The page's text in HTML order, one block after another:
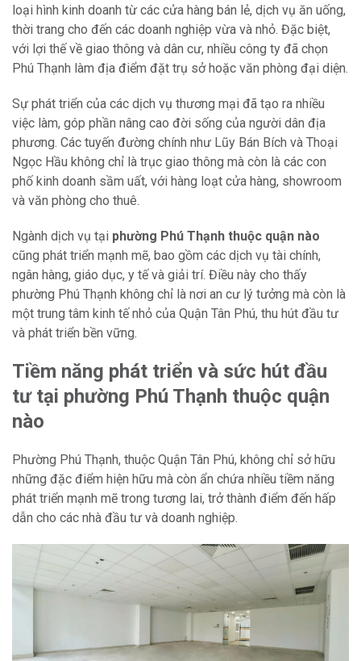
loại hình kinh doanh từ các cửa hàng bán lẻ, dịch vụ ăn uống,
thời trang cho đến các doanh nghiệp vừa và nhỏ. Đặc biệt,
với lợi thế về giao thông và dân cư, nhiều công ty đã chọn
Phú Thạnh làm địa điểm đặt trụ sở hoặc văn phòng đại diện.
Sự phát triển của các dịch vụ thương mại đã tạo ra nhiều
việc làm, góp phần nâng cao đời sống của người dân địa
phương. Các tuyến đường chính như Lũy Bán Bích và Thoại
Ngọc Hầu không chỉ là trục giao thông mà còn là các con
phố kinh doanh sầm uất, với hàng loạt cửa hàng, showroom
và văn phòng cho thuê.
Ngành dịch vụ tại phường Phú Thạnh thuộc quận nào
cũng phát triển mạnh mẽ, bao gồm các dịch vụ tài chính,
ngân hàng, giáo dục, y tế và giải trí. Điều này cho thấy
phường Phú Thạnh không chỉ là nơi an cư lý tưởng mà còn là
một trung tâm kinh tế nhỏ của Quận Tân Phú, thu hút đầu tư
và phát triển bền vững.
Tiềm năng phát triển và sức hút đầu
tư tại phường Phú Thạnh thuộc quận
nào
Phường Phú Thạnh, thuộc Quận Tân Phú, không chỉ sở hữu
những đặc điểm hiện hữu mà còn ẩn chứa nhiều tiềm năng
phát triển mạnh mẽ trong tương lai, trở thành điểm đến hấp
dẫn cho các nhà đầu tư và doanh nghiệp.